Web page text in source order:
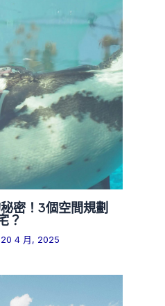
密！3個空間規劃
？
20 4 月, 2025